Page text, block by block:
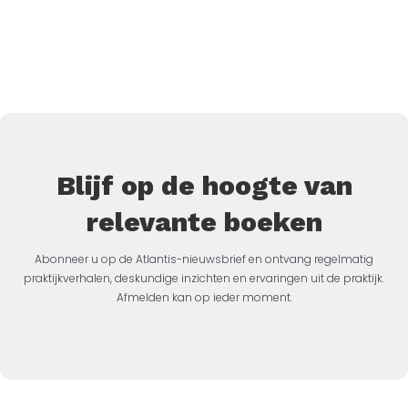
Blijf op de hoogte van
relevante boeken
Abonneer u op de Atlantis-nieuwsbrief en ontvang regelmatig
praktijkverhalen, deskundige inzichten en ervaringen uit de praktijk.
Afmelden kan op ieder moment.